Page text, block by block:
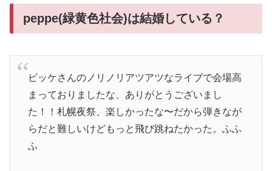
peppe(緑黄色社会)は結婚している？
ビッケさんのノリノリアツアツなライブで会場高
まっておりましたな、ありがとうございまし
た！！札幌夜祭、楽しかったな〜だから弾きなが
らだと難しいけどもっと飛び跳ねたかった。ふふ
ふ